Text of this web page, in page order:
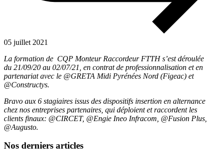
05 juillet 2021
La formation de CQP Monteur Raccordeur FTTH s’est déroulée
du 21/09/20 au 02/07/21, en contrat de professionnalisation et en
partenariat avec le @GRETA Midi Pyrénées Nord (Figeac) et
@Constructys.
Bravo aux 6 stagiaires issus des dispositifs insertion en alternance
chez nos entreprises partenaires, qui déploient et raccordent les
clients finaux: @CIRCET, @Engie Ineo Infracom, @Fusion Plus,
@Augusto.
Nos derniers articles